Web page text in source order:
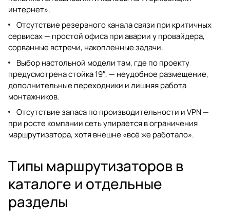
интернет».
Отсутствие резервного канала связи при критичных
сервисах — простой офиса при аварии у провайдера,
сорванные встречи, накопленные задачи.
Выбор настольной модели там, где по проекту
предусмотрена стойка 19″, — неудобное размещение,
дополнительные переходники и лишняя работа
монтажников.
Отсутствие запаса по производительности и VPN —
при росте компании сеть упирается в ограничения
маршрутизатора, хотя внешне «всё же работало».
Типы маршрутизаторов в
каталоге и отдельные
разделы